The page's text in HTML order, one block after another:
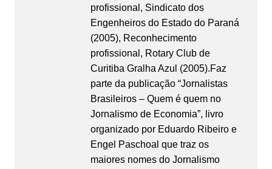
profissional, Sindicato dos
Engenheiros do Estado do Paraná
(2005), Reconhecimento
profissional, Rotary Club de
Curitiba Gralha Azul (2005).Faz
parte da publicação “Jornalistas
Brasileiros – Quem é quem no
Jornalismo de Economia”, livro
organizado por Eduardo Ribeiro e
Engel Paschoal que traz os
maiores nomes do Jornalismo